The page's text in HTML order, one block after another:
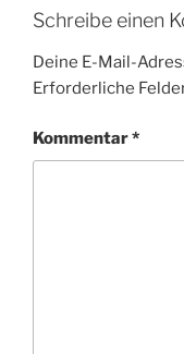
Schreibe einen
Deine E-Mail-
Erforderliche
Kommentar*